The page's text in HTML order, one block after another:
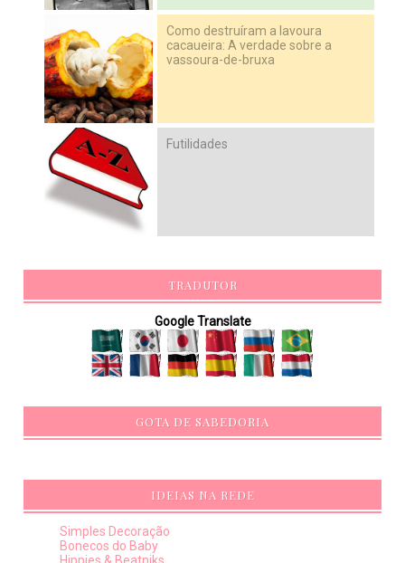
Como destruíram a lavoura
cacaueira: A verdade sobre a
vassoura-de-bruxa
Futilidades
TRADUTOR
Google Translate
GOTA DE SABEDORIA
IDEIAS NA REDE
Simples Decoração
Bonecos do Baby